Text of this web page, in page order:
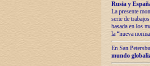
Rusia y
La presente
serie de
basada en los
la “nueva
En San
mundo